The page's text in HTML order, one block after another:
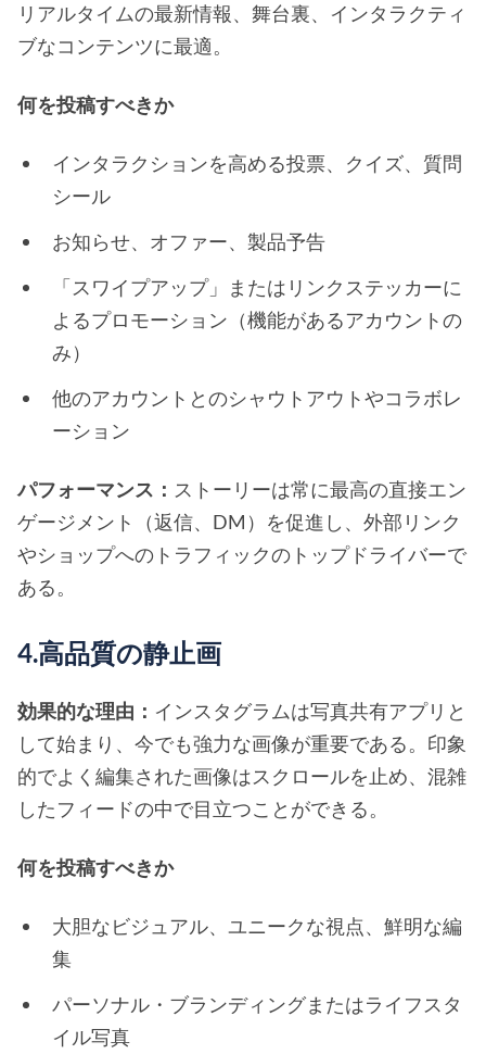
リアルタイムの最新情報、舞台裏、インタラクティ
ブなコンテンツに最適。
何を投稿すべきか
インタラクションを高める投票、クイズ、質問
シール
お知らせ、オファー、製品予告
「スワイプアップ」またはリンクステッカーに
よるプロモーション（機能があるアカウントの
み）
他のアカウントとのシャウトアウトやコラボレ
ーション
パフォーマンス： ストーリーは常に最高の直接エン
ゲージメント（返信、DM）を促進し、外部リンク
やショップへのトラフィックのトップドライバーで
ある。
4.高品質の静止画
効果的な理由： インスタグラムは写真共有アプリと
して始まり、今でも強力な画像が重要である。印象
的でよく編集された画像はスクロールを止め、混雑
したフィードの中で目立つことができる。
何を投稿すべきか
大胆なビジュアル、ユニークな視点、鮮明な編
集
パーソナル・ブランディングまたはライフスタ
イル写真